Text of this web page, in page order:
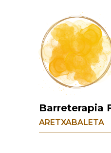
Barreterapia
ARETXABALETA